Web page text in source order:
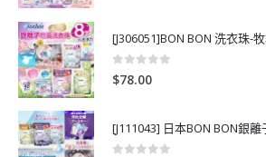
[J306051]BON BON 洗衣珠-
0out of 5
$78.00